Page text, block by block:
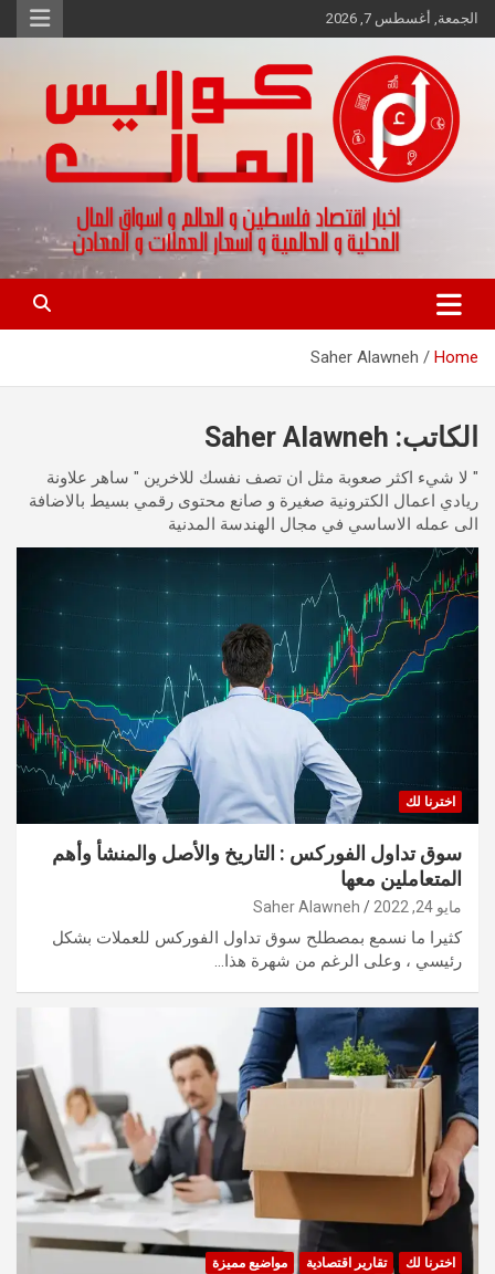
Skip
to
الجمعة, أغسطس 7, 2026
كواليس المال
اخبار اقتصاد فلسطين و العالم و تقارير اسواق المال و العملات
Home
Saher Alawneh
الكاتب: Saher Alawneh
" لا شيء اكثر صعوبة مثل ان تصف نفسك للاخرين " ساهر علاونة
ريادي اعمال الكترونية صغيرة و صانع محتوى رقمي بسيط بالاضافة
الى عمله الاساسي في مجال الهندسة المدنية
اخترنا لك
سوق تداول الفوركس : التاريخ والأصل والمنشأ وأهم
المتعاملين معها
مايو 24, 2022 Saher Alawneh
كثيرا ما نسمع بمصطلح سوق تداول الفوركس للعملات بشكل
رئيسي ، وعلى الرغم من شهرة هذا…
اخترنا لك تقارير اقتصادية مواضيع مميزة